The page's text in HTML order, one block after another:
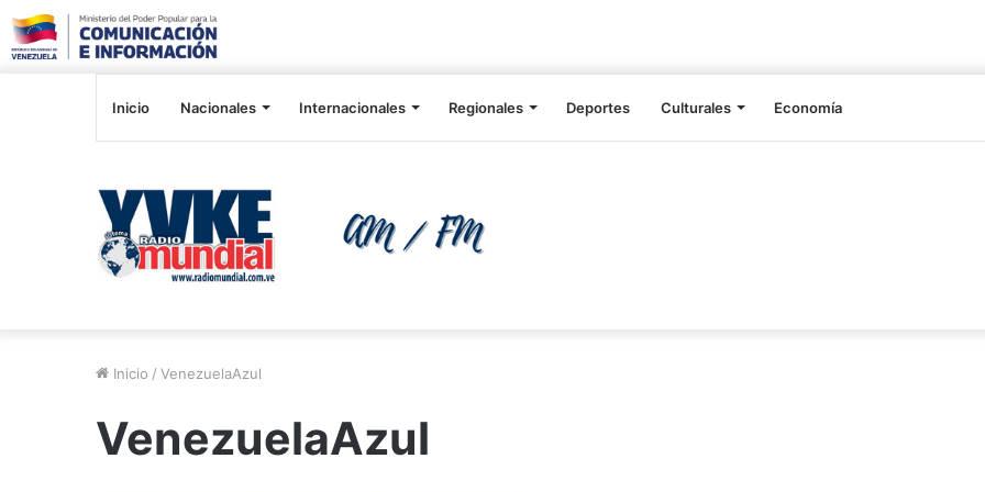
Inicio Nacionales Internacionales Regionales Deportes Culturales Economía
Inicio / VenezuelaAzul
VenezuelaAzul